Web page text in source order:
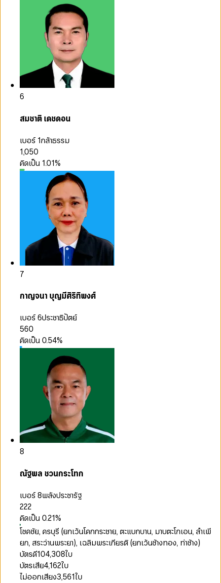
6
สมชาติ เดชดอน
เบอร์ 1กล้าธรรม
1,050
คิดเป็น 1.01%
7
กาญจนา บุญมีศิริทิพงศ์
เบอร์ 6ประชาธิปัตย์
560
คิดเป็น0.54%
8
ณัฐพล ชวนกระโทก
เบอร์ 8พลังประชารัฐ
222
คิดเป็น0.21%
โชคชัย, ครบุรี (ยกเว้นโคกกระชาย, ตะแบกบาน, มาบตะโกเอน, ลำเพี
ยก, สระว่านพระยา), เฉลิมพระเกียรติ (ยกเว้นช้างทอง, ท่าช้าง)
บัตรดี104,308ใบ
บัตรเสีย4,162ใบ
ไม่ออกเสียง3,561ใบ